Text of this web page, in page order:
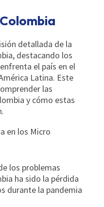
detallada de la
destacando los
el país en el
Latina. Este
las
y cómo estas
en los Micro
los problemas
ha sido la pérdida
durante la pandemia